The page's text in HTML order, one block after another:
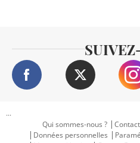
...
Qui sommes-nous ?
Contact
Données personnelles